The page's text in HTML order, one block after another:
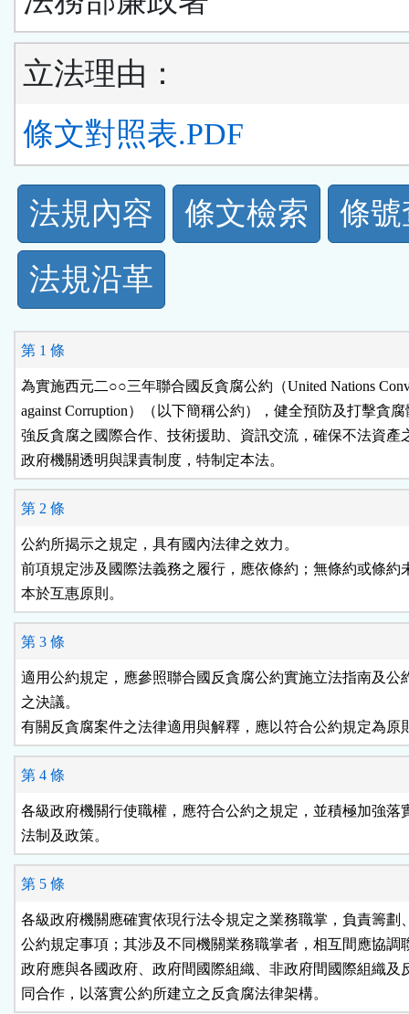
立法理由：
條文對照表.PDF
法
規
功
能
按
鈕
區
法規內容 條文檢索
條
法規沿革
第 1 條
為實施西元二○○三年聯合國反貪腐公約（United Nations
against Corruption）（以下簡稱公約），健全預防及打擊貪
強反貪腐之國際合作、技術援助、資訊交流，確保不法資產
政府機關透明與課責制度，特制定本法。
第 2 條
公約所揭示之規定，具有國內法律之效力。
前項規定涉及國際法義務之履行，應依條約；無條約或條約
本於互惠原則。
第 3 條
適用公約規定，應參照聯合國反貪腐公約實施立法指南及公
之決議。
有關反貪腐案件之法律適用與解釋，應以符合公約規定為原
第 4 條
各級政府機關行使職權，應符合公約之規定，並積極加強落
法制及政策。
第 5 條
各級政府機關應確實依現行法令規定之業務職掌，負責籌劃
公約規定事項；其涉及不同機關業務職掌者，相互間應協調
政府應與各國政府、政府間國際組織、非政府間國際組織及
同合作，以落實公約所建立之反貪腐法律架構。